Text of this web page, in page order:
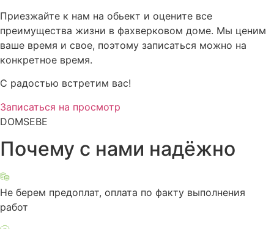
Приезжайте к нам на обьект и оцените все
преимущества жизни в фахверковом доме. Мы ценим
ваше время и свое, поэтому записаться можно на
конкретное время.
С радостью встретим вас!
Записаться на просмотр
DOMSEBE
Почему с нами надёжно
Не берем предоплат, оплата по факту выполнения
работ